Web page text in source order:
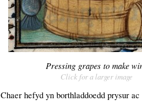
Pressing grapes to make
Click for a larger image
Chaer hefyd yn borthladdoedd prysur